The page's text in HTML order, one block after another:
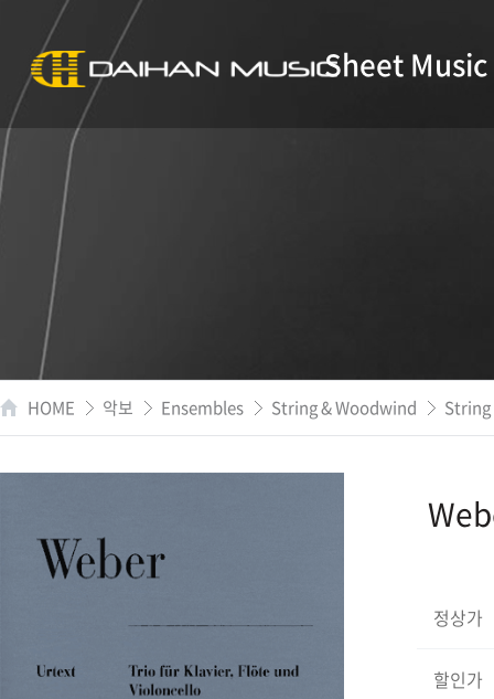
Sheet Music
HOME 악보 Ensembles String & Woodwind
정상가
할인가